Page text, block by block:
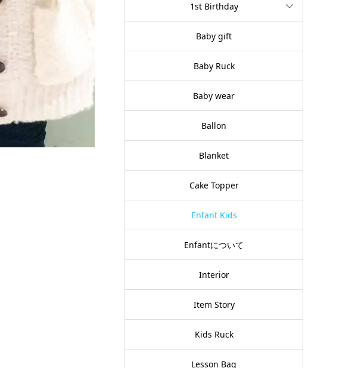
1st Birthday
Baby gift
Baby Ruck
Baby wear
Ballon
Blanket
Cake Topper
Enfant Kids
Enfantについて
Interior
Item Story
Kids Ruck
Lesson Bag